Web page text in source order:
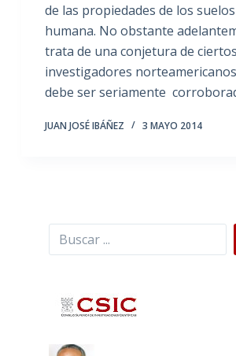
de las propiedades de los
humana. No obstante
trata de una conjetura de ciertos
investigadores
debe ser seriamente
JUAN JOSÉ IBÁÑEZ 3 MAYO 2014
Buscar